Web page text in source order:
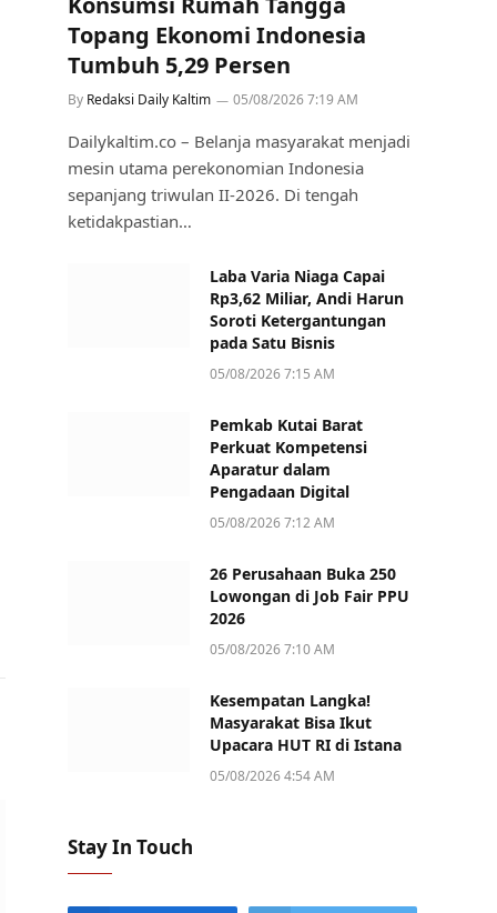
Topang Ekonomi Indonesia
Tumbuh 5,29 Persen
By Redaksi Daily Kaltim 05/08/2026 7:19 AM
Dailykaltim.co – Belanja masyarakat menjadi
mesin utama perekonomian Indonesia
sepanjang triwulan II-2026. Di tengah
ketidakpastian…
Laba Varia Niaga Capai
Rp3,62 Miliar, Andi Harun
Soroti Ketergantungan
pada Satu Bisnis
05/08/2026 7:15 AM
Pemkab Kutai Barat
Perkuat Kompetensi
Aparatur dalam
Pengadaan Digital
05/08/2026 7:12 AM
26 Perusahaan Buka 250
Lowongan di Job Fair PPU
2026
05/08/2026 7:10 AM
Kesempatan Langka!
Masyarakat Bisa Ikut
Upacara HUT RI di Istana
05/08/2026 4:54 AM
Stay In Touch